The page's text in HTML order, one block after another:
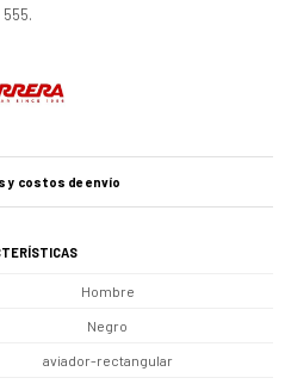
555.
y costos de envío
Hombre
Negro
aviador-rectangular